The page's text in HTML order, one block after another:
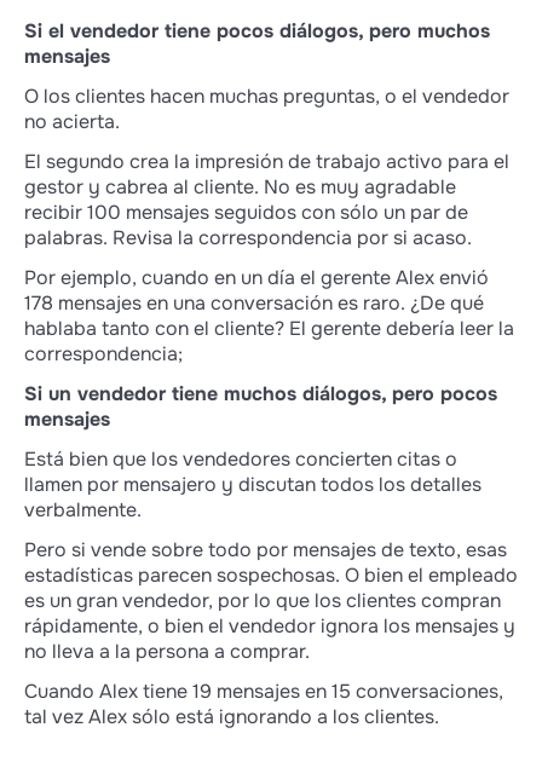
Si el vendedor tiene pocos diálogos, pero muchos
mensajes
O los clientes hacen muchas preguntas, o el vendedor
no acierta.
El segundo crea la impresión de trabajo activo para el
gestor y cabrea al cliente. No es muy agradable
recibir 100 mensajes seguidos con sólo un par de
palabras. Revisa la correspondencia por si acaso.
Por ejemplo, cuando en un día el gerente Alex envió
178 mensajes en una conversación es raro. ¿De qué
hablaba tanto con el cliente? El gerente debería leer la
correspondencia;
Si un vendedor tiene muchos diálogos, pero pocos
mensajes
Está bien que los vendedores concierten citas o
llamen por mensajero y discutan todos los detalles
verbalmente.
Pero si vende sobre todo por mensajes de texto, esas
estadísticas parecen sospechosas. O bien el empleado
es un gran vendedor, por lo que los clientes compran
rápidamente, o bien el vendedor ignora los mensajes y
no lleva a la persona a comprar.
Cuando Alex tiene 19 mensajes en 15 conversaciones,
tal vez Alex sólo está ignorando a los clientes.